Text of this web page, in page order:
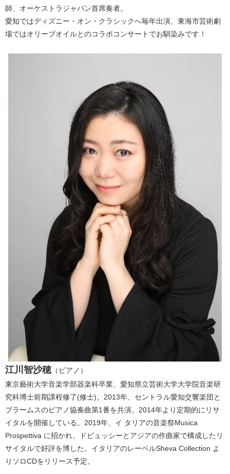
師、オーケストラジャパン首席奏者。
愛知ではディズニー・オン・クラシックへ毎年出演、東海市芸術劇
場ではオリーブオイルとのコラボコンサートでお馴染みです！
江川智沙穂 （ピアノ）
東京藝術大学音楽学部器楽科卒業、愛知県立芸術大学大学院音楽研
究科博士前期課程修了(修士)。2013年、セントラル愛知交響楽団と
ブラームスのピアノ協奏曲第1番を共演。2014年より定期的にリサ
イタルを開催している。2019年、イ タリアの音楽祭Musica
Prospettiva に招かれ、ドビュッシーとアジアの作曲家で構成したリ
サイタルで好評を博した。イタリアのレーベルSheva Collection よ
りソロCDをリリース予定。